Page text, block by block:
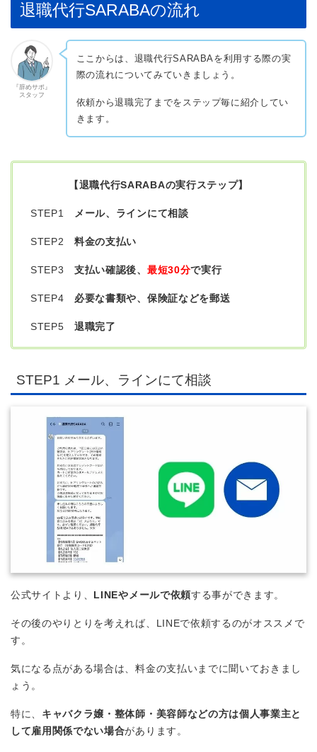
退職代行SARABAの流れ
『辞めサポ』
スタッフ
ここからは、退職代行SARABAを利用する際の実
際の流れについてみていきましょう。
依頼から退職完了までをステップ毎に紹介してい
きます。
【退職代行SARABAの実行ステップ】
STEP1 メール、ラインにて相談
STEP2料金の支払い
STEP3支払い確認後、 最短30分で実行
STEP4 必要な書類や、保険証などを郵送
STEP5退職完了
STEP1 メール、ラインにて相談
公式サイトより、 LINEやメールで依頼する事ができます。
その後のやりとりを考えれば、LINEで依頼するのがオススメで
す。
気になる点がある場合は、料金の支払いまでに聞いておきまし
ょう。
特に、 キャバクラ嬢・整体師・美容師などの方は個人事業主と
して雇用関係でない場合があります。